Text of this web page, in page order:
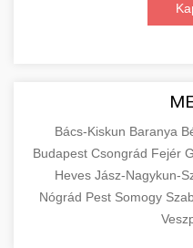
Bács-Kiskun Baranya
Budapest Csongrád Fejér
Heves Jász-Nagykun-
Nógrád Pest Somogy